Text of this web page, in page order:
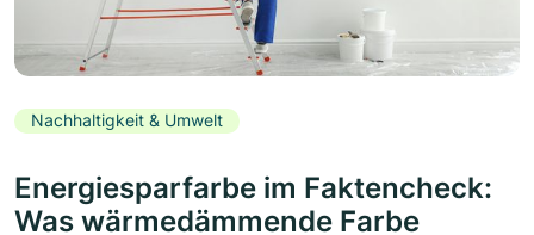
Nachhaltigkeit & Umwelt
Energiesparfarbe im Faktencheck:
Was wärmedämmende Farbe